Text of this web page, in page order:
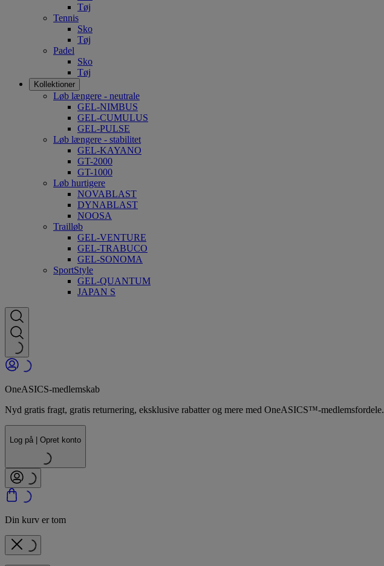
Tøj
Tennis
Sko
Tøj
Padel
Sko
Tøj
Kollektioner
Løb længere - neutrale
GEL-NIMBUS
GEL-CUMULUS
GEL-PULSE
Løb længere - stabilitet
GEL-KAYANO
GT-2000
GT-1000
Løb hurtigere
NOVABLAST
DYNABLAST
NOOSA
Trailløb
GEL-VENTURE
GEL-TRABUCO
GEL-SONOMA
SportStyle
GEL-QUANTUM
JAPAN S
OneASICS-medlemskab
Nyd gratis fragt, gratis returnering, eksklusive rabatter og mere med OneASICS™-medlemsfordele.
Log på | Opret konto
Din kurv er tom